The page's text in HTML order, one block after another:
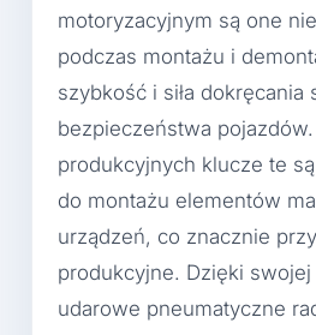
motoryzacyjnym są one
podczas montażu i
szybkość i siła dokręcania
bezpieczeństwa pojazdów.
produkcyjnych klucze te
do montażu elementów
urządzeń, co znacznie
produkcyjne. Dzięki
udarowe pneumatyczne